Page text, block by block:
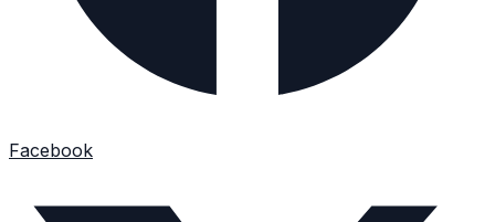
Facebook